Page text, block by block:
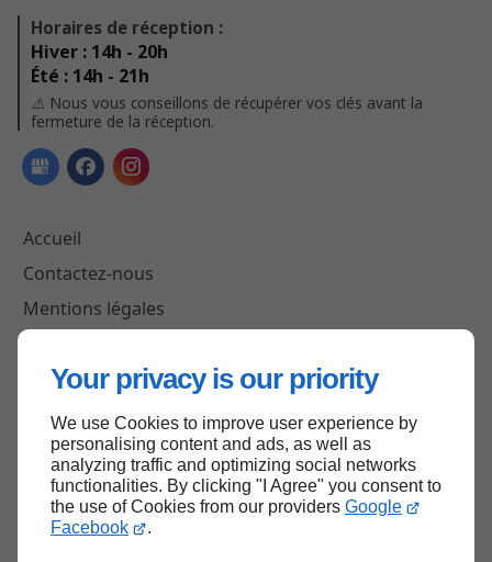
Your privacy is our priority
We use Cookies to improve user experience by
personalising content and ads, as well as
analyzing traffic and optimizing social networks
functionalities. By clicking "I Agree" you consent to
the use of Cookies from our providers Google
Facebook
.
Horaires de réception :
Hiver : 14h - 20h
Été : 14h - 21h
⚠️ Nous vous conseillons de récupérer vos clés avant la
fermeture de la réception.
Accueil
Contactez-nous
Mentions légales
Haut de page